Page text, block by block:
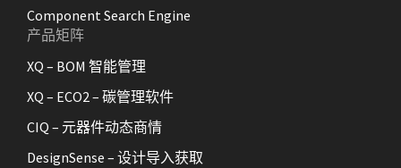
Component Search Engine
产品矩阵
XQ – BOM 智能管理
XQ – ECO2 – 碳管理软件
CIQ – 元器件动态商情
DesignSense – 设计导入获取